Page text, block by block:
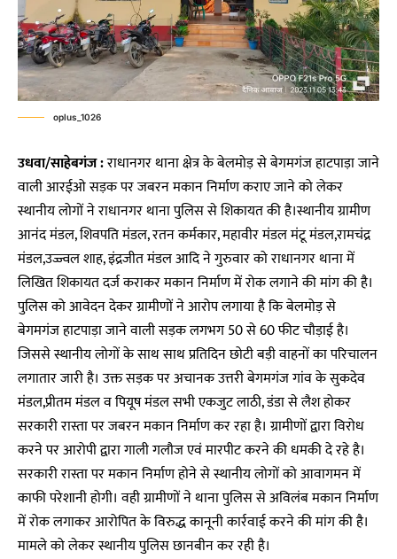
oplus_1026
उधवा/साहेबगंज :राधानगर थाना क्षेत्र के बेलमोड़ से बेगमगंज हाटपाड़ा जाने
वाली आरईओ सड़क पर जबरन मकान निर्माण कराए जाने को लेकर
स्थानीय लोगों ने राधानगर थाना पुलिस से शिकायत की है।स्थानीय ग्रामीण
आनंद मंडल, शिवपति मंडल, रतन कर्मकार, महावीर मंडल मंटू मंडल,रामचंद्र
मंडल,उज्ज्वल शाह, इंद्रजीत मंडल आदि ने गुरुवार को राधानगर थाना में
लिखित शिकायत दर्ज कराकर मकान निर्माण में रोक लगाने की मांग की है।
पुलिस को आवेदन देकर ग्रामीणों ने आरोप लगाया है कि बेलमोड़ से
बेगमगंज हाटपाड़ा जाने वाली सड़क लगभग 50 से 60 फीट चौड़ाई है।
जिससे स्थानीय लोगों के साथ साथ प्रतिदिन छोटी बड़ी वाहनों का परिचालन
लगातार जारी है। उक्त सड़क पर अचानक उत्तरी बेगमगंज गांव के सुकदेव
मंडल,प्रीतम मंडल व पियूष मंडल सभी एकजुट लाठी, डंडा से लैश होकर
सरकारी रास्ता पर जबरन मकान निर्माण कर रहा है। ग्रामीणों द्वारा विरोध
करने पर आरोपी द्वारा गाली गलौज एवं मारपीट करने की धमकी दे रहे है।
सरकारी रास्ता पर मकान निर्माण होने से स्थानीय लोगों को आवागमन में
काफी परेशानी होगी। वही ग्रामीणों ने थाना पुलिस से अविलंब मकान निर्माण
में रोक लगाकर आरोपित के विरुद्ध कानूनी कार्रवाई करने की मांग की है।
मामले को लेकर स्थानीय पुलिस छानबीन कर रही है।